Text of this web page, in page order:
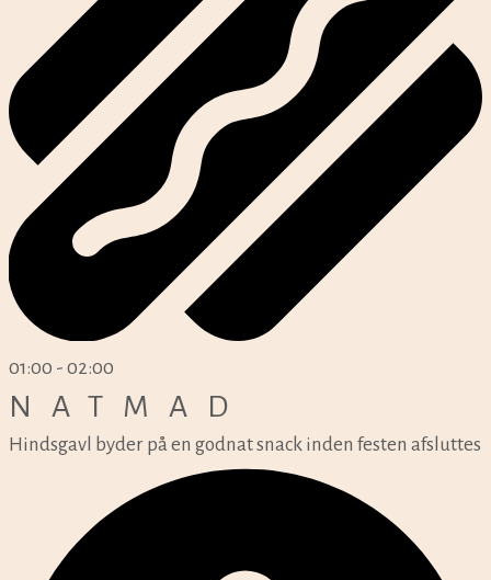
01:00 - 02:00
NATMAD
Hindsgavl byder på en godnat snack inden festen afsluttes